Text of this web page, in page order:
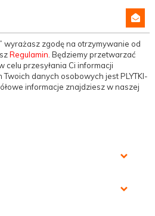
wyrażasz zgodę na otrzymywanie od
Regulamin . Będziemy przetwarzać
celu przesyłania Ci informacji
danych osobowych jest PLYTKI-
informacje znajdziesz w naszej